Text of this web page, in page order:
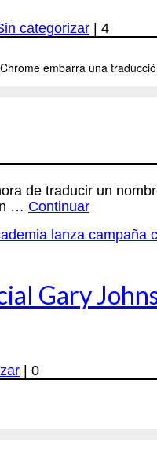
categorizar 4
de traducir un
… Continuar
Gary
0